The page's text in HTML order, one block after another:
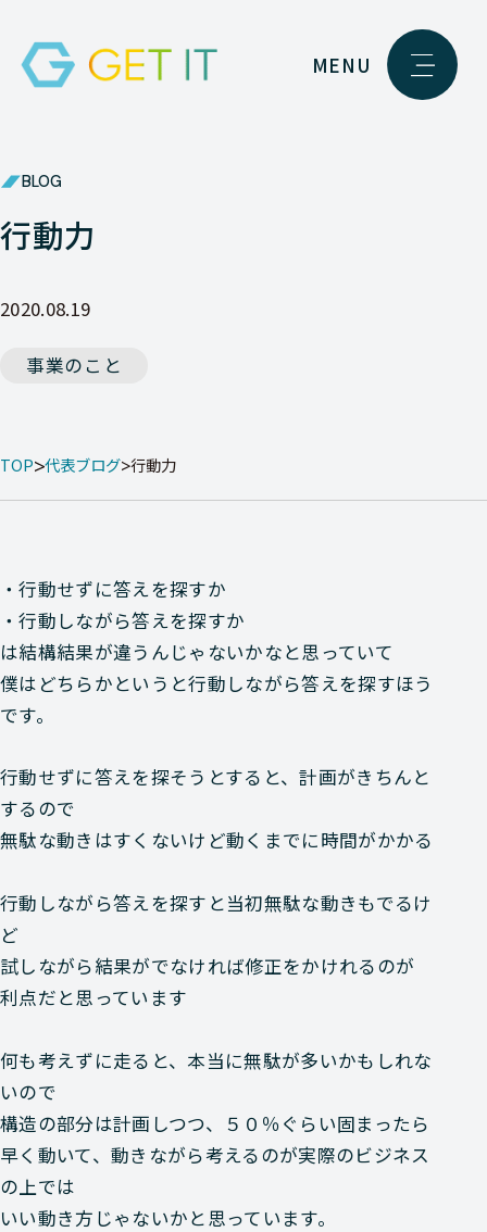
MENU
BLOG
行動力
2020.08.19
事業のこと
TOP 代表ブログ 行動力
・行動せずに答えを探すか
・行動しながら答えを探すか
は結構結果が違うんじゃないかなと思っていて
僕はどちらかというと行動しながら答えを探すほう
です。
行動せずに答えを探そうとすると、計画がきちんと
するので
無駄な動きはすくないけど動くまでに時間がかかる
行動しながら答えを探すと当初無駄な動きもでるけ
ど
試しながら結果がでなければ修正をかけれるのが
利点だと思っています
何も考えずに走ると、本当に無駄が多いかもしれな
いので
構造の部分は計画しつつ、５０％ぐらい固まったら
早く動いて、動きながら考えるのが実際のビジネス
の上では
いい動き方じゃないかと思っています。